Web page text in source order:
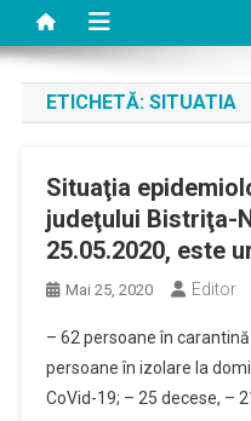
ETICHETĂ: SITUATIA
Situaţia
judeţului Bistriţa-
25.05.2020, este
Mai 25, 2020 Editor
– 62 persoane în
persoane în izolare la
CoVid-19; – 25 decese, –